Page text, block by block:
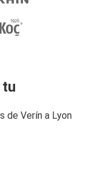
tu
de Verín a Lyon